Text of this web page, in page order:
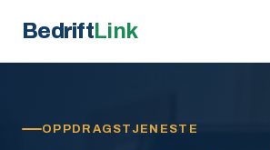
BedriftLink
OPPDRAGSTJENESTE